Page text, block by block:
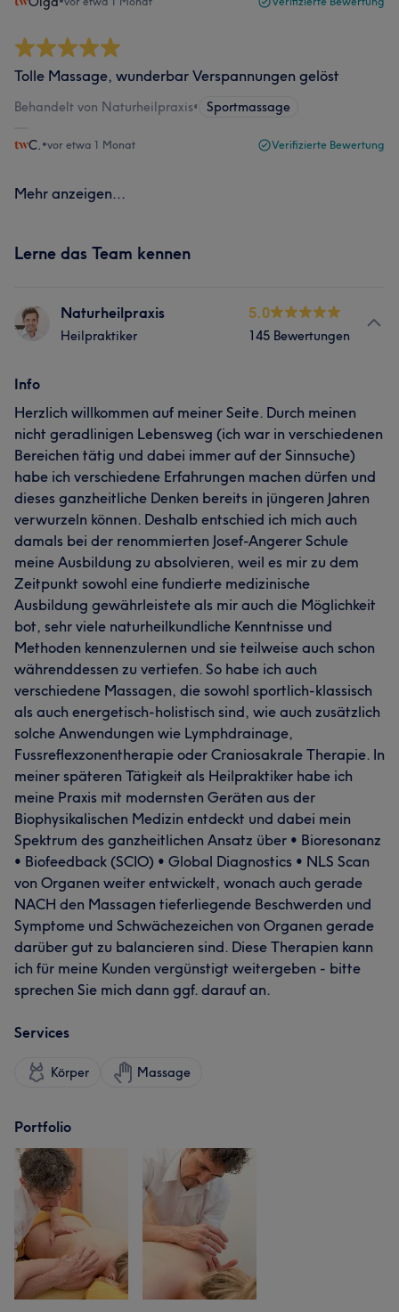
Tolle Massage, wunderbar Verspannungen gelöst
Behandelt von Naturheilpraxis• Sportmassage
C. •vor etwa 1 Monat Verifizierte Bewertung
Mehr anzeigen...
Lerne das Team kennen
Naturheilpraxis
Heilpraktiker
5.0
145 Bewertungen
Info
Herzlich willkommen auf meiner Seite. Durch meinen
nicht geradlinigen Lebensweg (ich war in verschiedenen
Bereichen tätig und dabei immer auf der Sinnsuche)
habe ich verschiedene Erfahrungen machen dürfen und
dieses ganzheitliche Denken bereits in jüngeren Jahren
verwurzeln können. Deshalb entschied ich mich auch
damals bei der renommierten Josef-Angerer Schule
meine Ausbildung zu absolvieren, weil es mir zu dem
Zeitpunkt sowohl eine fundierte medizinische
Ausbildung gewährleistete als mir auch die Möglichkeit
bot, sehr viele naturheilkundliche Kenntnisse und
Methoden kennenzulernen und sie teilweise auch schon
währenddessen zu vertiefen. So habe ich auch
verschiedene Massagen, die sowohl sportlich-klassisch
als auch energetisch-holistisch sind, wie auch zusätzlich
solche Anwendungen wie Lymphdrainage,
Fussreflexzonentherapie oder Craniosakrale Therapie. In
meiner späteren Tätigkeit als Heilpraktiker habe ich
meine Praxis mit modernsten Geräten aus der
Biophysikalischen Medizin entdeckt und dabei mein
Spektrum des ganzheitlichen Ansatz über • Bioresonanz
• Biofeedback (SCIO) • Global Diagnostics • NLS Scan
von Organen weiter entwickelt, wonach auch gerade
NACH den Massagen tieferliegende Beschwerden und
Symptome und Schwächezeichen von Organen gerade
darüber gut zu balancieren sind. Diese Therapien kann
ich für meine Kunden vergünstigt weitergeben - bitte
sprechen Sie mich dann ggf. darauf an.
Services
Körper Massage
Portfolio